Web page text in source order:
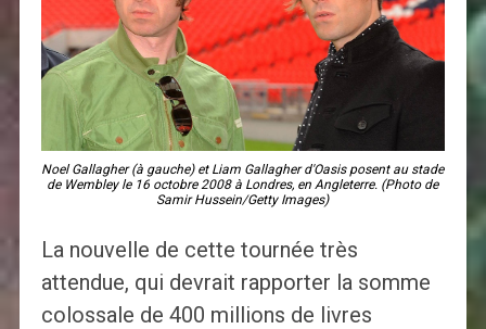
Noel Gallagher (à gauche) et Liam Gallagher d'Oasis posent au stade
de Wembley le 16 octobre 2008 à Londres, en Angleterre. (Photo de
Samir Hussein/Getty Images)
La nouvelle de cette tournée très
attendue, qui devrait rapporter la somme
colossale de 400 millions de livres